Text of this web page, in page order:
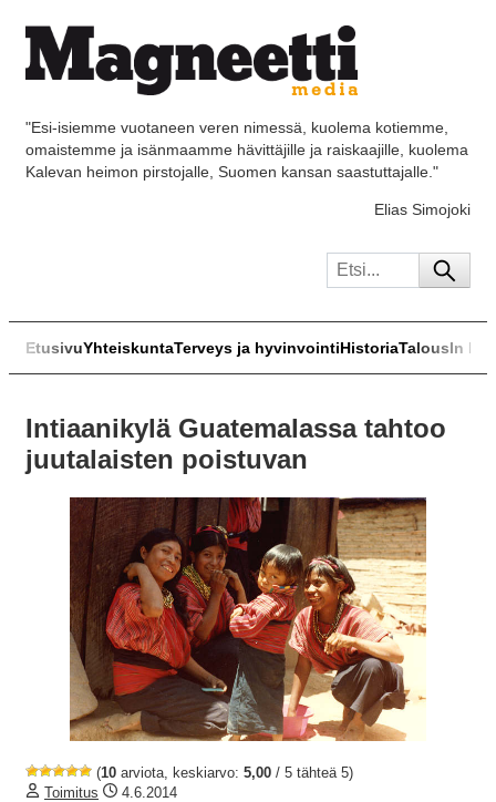
"Esi-isiemme vuotaneen veren nimessä, kuolema kotiemme,
omaistemme ja isänmaamme hävittäjille ja raiskaajille, kuolema
Kalevan heimon pirstojalle, Suomen kansan saastuttajalle."
Elias Simojoki
EtusivuYhteiskuntaTerveys ja hyvinvointiHistoriaTalousIn
Intiaanikylä Guatemalassa tahtoo
juutalaisten poistuvan
(10 arviota, keskiarvo: 5,00 / 5 tähteä 5)
Toimitus
4.6.2014